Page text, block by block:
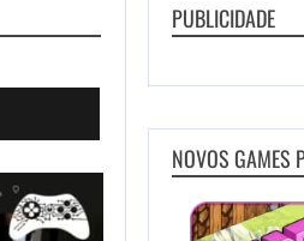
PUBLICIDADE
NOVOS GAMES